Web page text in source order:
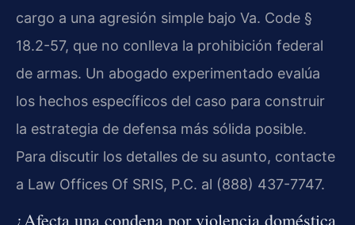
cargo a una agresión simple bajo Va. Code §
18.2-57, que no conlleva la prohibición federal
de armas. Un abogado experimentado evalúa
los hechos específicos del caso para construir
la estrategia de defensa más sólida posible.
Para discutir los detalles de su asunto, contacte
a Law Offices Of SRIS, P.C. al (888) 437-7747.
¿Afecta una condena por violencia doméstica